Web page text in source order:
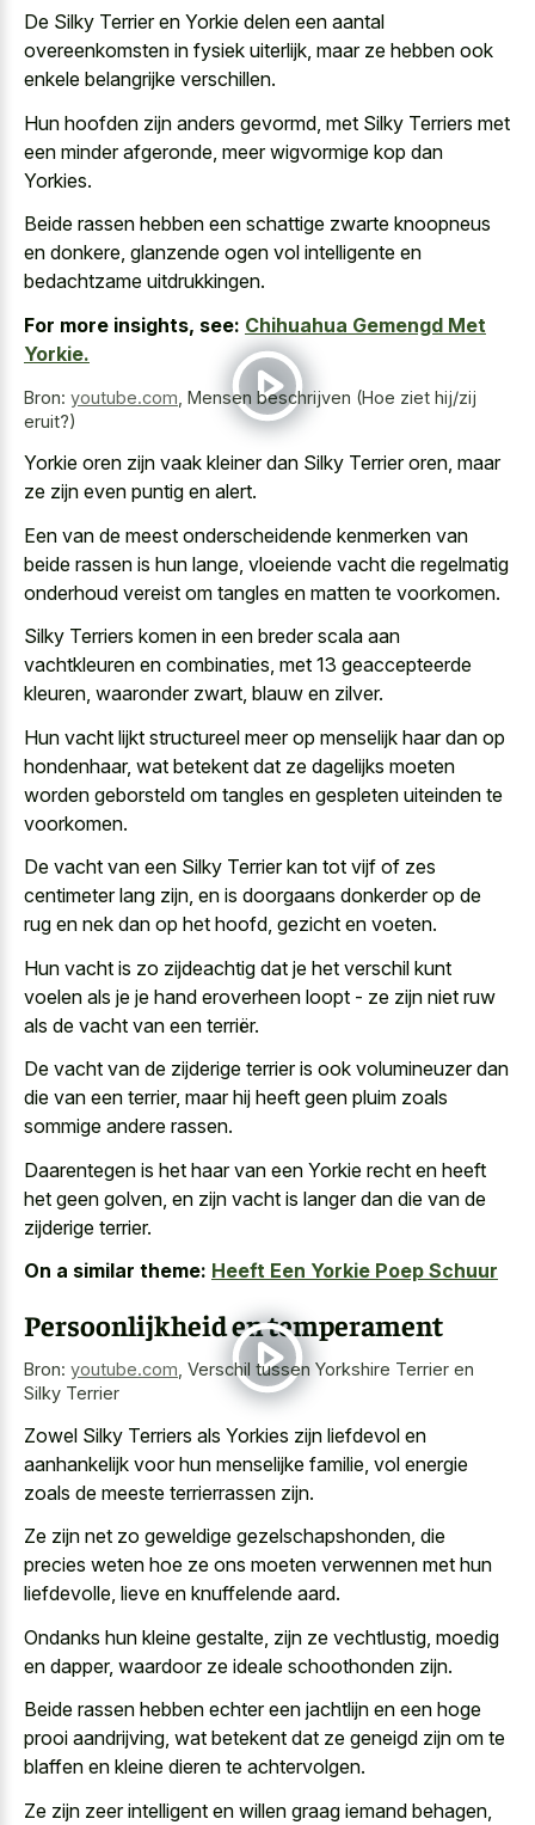
De Silky Terrier en Yorkie delen een aantal
overeenkomsten in fysiek uiterlijk, maar ze hebben ook
enkele belangrijke verschillen.
Hun hoofden zijn anders gevormd, met Silky Terriers met
een minder afgeronde, meer wigvormige kop dan
Yorkies.
Beide rassen hebben een schattige zwarte knoopneus
en donkere, glanzende ogen vol intelligente en
bedachtzame uitdrukkingen.
For more insights, see: Chihuahua Gemengd Met
Yorkie.
Bron: youtube.com Mensen beschrijven (Hoe ziet hij/zij
eruit?)
Yorkie oren zijn vaak kleiner dan Silky Terrier oren, maar
ze zijn even puntig en alert.
Een van de meest onderscheidende kenmerken van
beide rassen is hun lange, vloeiende vacht die regelmatig
onderhoud vereist om tangles en matten te voorkomen.
Silky Terriers komen in een breder scala aan
vachtkleuren en combinaties, met 13 geaccepteerde
kleuren, waaronder zwart, blauw en zilver.
Hun vacht lijkt structureel meer op menselijk haar dan op
hondenhaar, wat betekent dat ze dagelijks moeten
worden geborsteld om tangles en gespleten uiteinden te
voorkomen.
De vacht van een Silky Terrier kan tot vijf of zes
centimeter lang zijn, en is doorgaans donkerder op de
rug en nek dan op het hoofd, gezicht en voeten.
Hun vacht is zo zijdeachtig dat je het verschil kunt
voelen als je je hand eroverheen loopt - ze zijn niet ruw
als de vacht van een terriër.
De vacht van de zijderige terrier is ook volumineuzer dan
die van een terrier, maar hij heeft geen pluim zoals
sommige andere rassen.
Daarentegen is het haar van een Yorkie recht en heeft
het geen golven, en zijn vacht is langer dan die van de
zijderige terrier.
On a similar theme: Heeft Een Yorkie Poep Schuur
Persoonlijkheid en temperament
Bron: youtube.com, Verschil tussen Yorkshire Terrier en
Silky Terrier
Zowel Silky Terriers als Yorkies zijn liefdevol en
aanhankelijk voor hun menselijke familie, vol energie
zoals de meeste terrierrassen zijn.
Ze zijn net zo geweldige gezelschapshonden, die
precies weten hoe ze ons moeten verwennen met hun
liefdevolle, lieve en knuffelende aard.
Ondanks hun kleine gestalte, zijn ze vechtlustig, moedig
en dapper, waardoor ze ideale schoothonden zijn.
Beide rassen hebben echter een jachtlijn en een hoge
prooi aandrijving, wat betekent dat ze geneigd zijn om te
blaffen en kleine dieren te achtervolgen.
Ze zijn zeer intelligent en willen graag iemand behagen,